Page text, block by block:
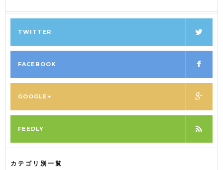
TWITTER
FACEBOOK
GOOGLE+
FEEDLY
カテゴリ別一覧